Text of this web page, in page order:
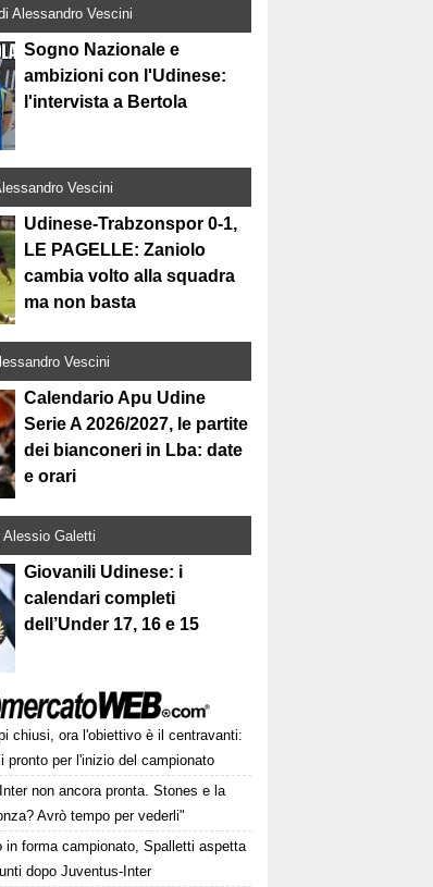
Alessandro Vescini
Sogno Nazionale e
ambizioni con l'Udinese:
l'intervista a Bertola
Vescini
Udinese-Trabzonspor 0-1,
LE PAGELLE: Zaniolo
cambia volto alla squadra
ma non basta
Vescini
Calendario Apu Udine
Serie A 2026/2027, le partite
dei bianconeri in Lba: date
e orari
Alessio Galetti
Giovanili Udinese: i
calendari completi
dell’Under 17, 16 e 15
chiusi, ora l'obiettivo è il centravanti:
pronto per l'inizio del campionato
non ancora pronta. Stones e la
Avrò tempo per vederli"
in forma campionato, Spalletti aspetta
dopo Juventus-Inter